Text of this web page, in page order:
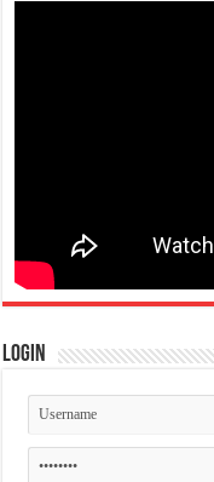
Login